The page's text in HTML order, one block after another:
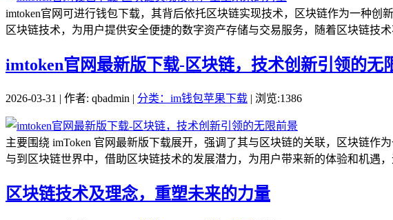
imtoken官网可进行钱包下载，其背后依托区块链实现技术，区块链作为一种
区块链技术，为用户提供安全便捷的数字资产存储与交易服务，随着区块链技
imtoken官网最新版下载-区块链，技术创新引领的无
2026-03-31 | 作者: qbadmin | 分类：im钱包苹果下载 | 浏览:1386
主要围绕 imToken 官网最新版下载展开，强调了其与区块链的关联，区块链作
与到区块链世界中，借助区块链技术的发展潜力，为用户带来新的体验和机遇，
区块链技术及理念，重塑未来的力量